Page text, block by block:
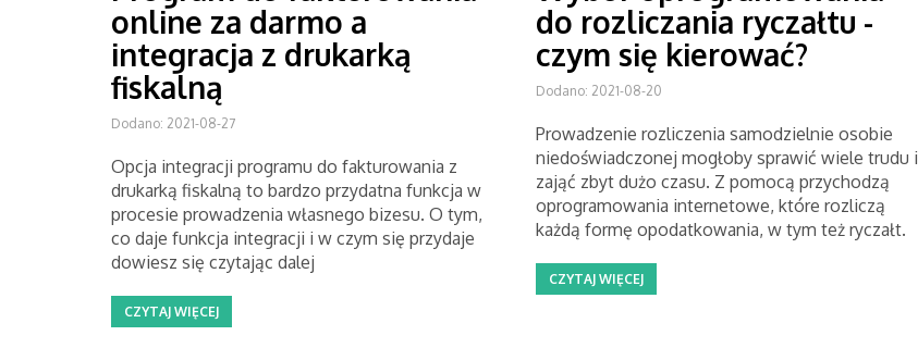
online za darmo a
integracja z drukarką
fiskalną
Dodano: 2021-08-27
Opcja integracji programu do fakturowania z
drukarką fiskalną to bardzo przydatna funkcja w
procesie prowadzenia własnego bizesu. O tym,
co daje funkcja integracji i w czym się przydaje
dowiesz się czytając dalej
CZYTAJ WIĘCEJ
do rozliczania ryczałtu -
czym się kierować?
Dodano: 2021-08-20
Prowadzenie rozliczenia samodzielnie osobie
niedoświadczonej mogłoby sprawić wiele trudu i
zająć zbyt dużo czasu. Z pomocą przychodzą
oprogramowania internetowe, które rozliczą
każdą formę opodatkowania, w tym też ryczałt.
CZYTAJ WIĘCEJ